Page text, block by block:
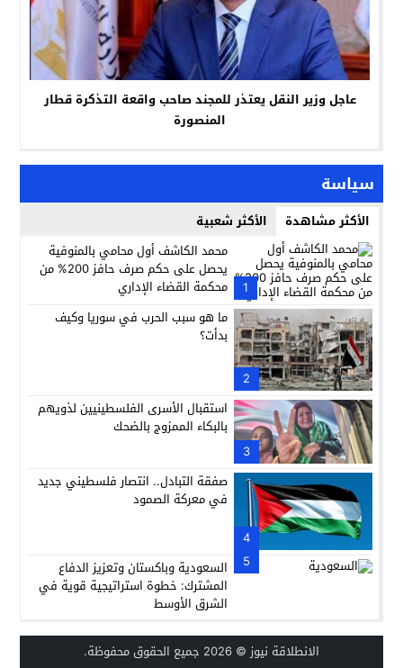
عاجل وزير النقل يعتذر للمجند صاحب واقعة التذكرة قطار
المنصورة
سياسة
الأكثر مشاهدة الأكثر شعبية
1
محمد الكاشف أول محامي بالمنوفية
يحصل على حكم صرف حافز 200% من
محكمة القضاء الإداري
2
ما هو سبب الحرب في سوريا وكيف
بدأت؟
3
استقبال الأسرى الفلسطينيين لذويهم
بالبكاء الممزوج بالضحك
4
صفقة التبادل.. انتصار فلسطيني جديد
في معركة الصمود
5
السعودية وباكستان وتعزيز الدفاع
المشترك: خطوة استراتيجية قوية في
الشرق الأوسط
الانطلاقة نيوز © 2026 جميع الحقوق محفوظة.